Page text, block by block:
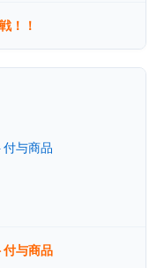
！！
付与商品
GoogleMapsに登録されて
示されている地名や住所